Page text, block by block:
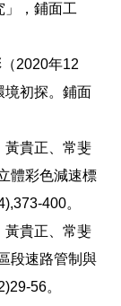
」，鋪面工
2020年12
境初探。鋪面
黃貴正、常斐
體彩色減速標
400。
黃貴正、常斐
段速路管制與
56。